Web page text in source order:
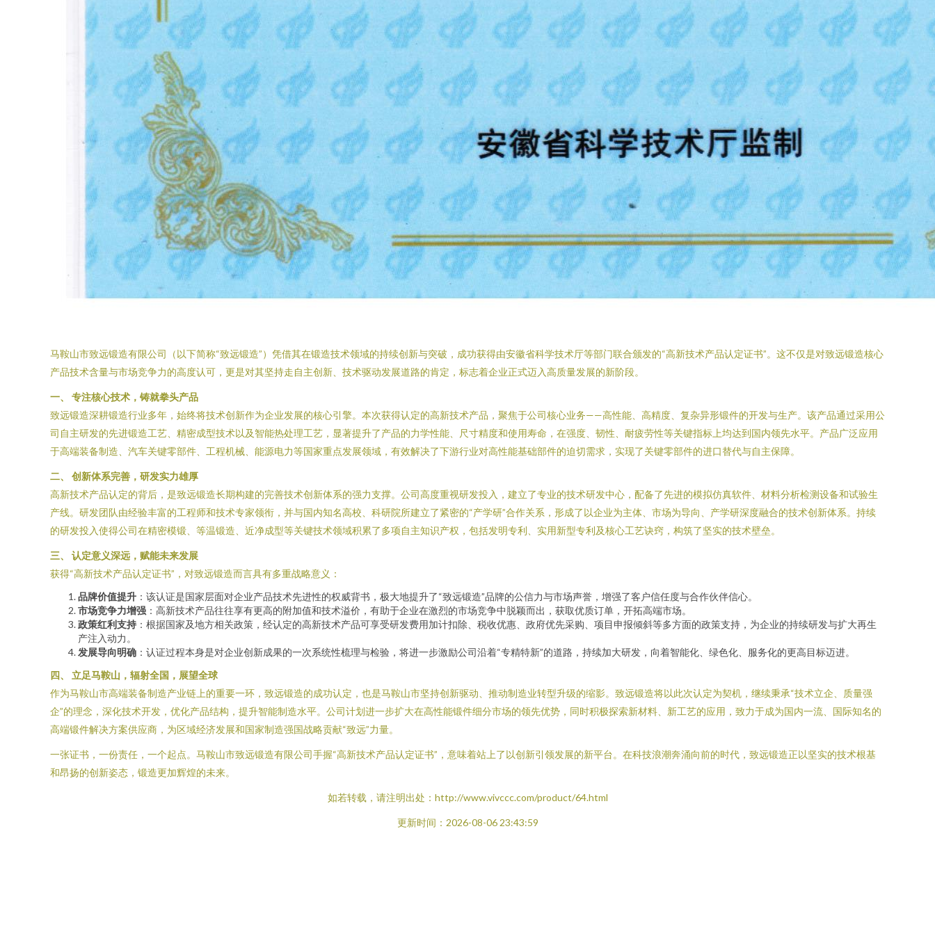
马鞍山市致远锻造有限公司（以下简称“致远锻造”）凭借其在锻造技术领域的持续创新与突破，成功获得由安徽省科学技术厅等部门联合颁发的“高新技术产品认定证书”。这不仅是对致远锻造核心
产品技术含量与市场竞争力的高度认可，更是对其坚持走自主创新、技术驱动发展道路的肯定，标志着企业正式迈入高质量发展的新阶段。
一、 专注核心技术，铸就拳头产品
致远锻造深耕锻造行业多年，始终将技术创新作为企业发展的核心引擎。本次获得认定的高新技术产品，聚焦于公司核心业务——高性能、高精度、复杂异形锻件的开发与生产。该产品通过采用公
司自主研发的先进锻造工艺、精密成型技术以及智能热处理工艺，显著提升了产品的力学性能、尺寸精度和使用寿命，在强度、韧性、耐疲劳性等关键指标上均达到国内领先水平。产品广泛应用
于高端装备制造、汽车关键零部件、工程机械、能源电力等国家重点发展领域，有效解决了下游行业对高性能基础部件的迫切需求，实现了关键零部件的进口替代与自主保障。
二、 创新体系完善，研发实力雄厚
高新技术产品认定的背后，是致远锻造长期构建的完善技术创新体系的强力支撑。公司高度重视研发投入，建立了专业的技术研发中心，配备了先进的模拟仿真软件、材料分析检测设备和试验生
产线。研发团队由经验丰富的工程师和技术专家领衔，并与国内知名高校、科研院所建立了紧密的“产学研”合作关系，形成了以企业为主体、市场为导向、产学研深度融合的技术创新体系。持续
的研发投入使得公司在精密模锻、等温锻造、近净成型等关键技术领域积累了多项自主知识产权，包括发明专利、实用新型专利及核心工艺诀窍，构筑了坚实的技术壁垒。
三、 认定意义深远，赋能未来发展
获得“高新技术产品认定证书”，对致远锻造而言具有多重战略意义：
品牌价值提升 ：该认证是国家层面对企业产品技术先进性的权威背书，极大地提升了“致远锻造”品牌的公信力与市场声誉，增强了客户信任度与合作伙伴信心。
市场竞争力增强 ：高新技术产品往往享有更高的附加值和技术溢价，有助于企业在激烈的市场竞争中脱颖而出，获取优质订单，开拓高端市场。
政策红利支持 ：根据国家及地方相关政策，经认定的高新技术产品可享受研发费用加计扣除、税收优惠、政府优先采购、项目申报倾斜等多方面的政策支持，为企业的持续研发与扩大再生
产注入动力。
发展导向明确 ：认证过程本身是对企业创新成果的一次系统性梳理与检验，将进一步激励公司沿着“专精特新”的道路，持续加大研发，向着智能化、绿色化、服务化的更高目标迈进。
四、 立足马鞍山，辐射全国，展望全球
作为马鞍山市高端装备制造产业链上的重要一环，致远锻造的成功认定，也是马鞍山市坚持创新驱动、推动制造业转型升级的缩影。致远锻造将以此次认定为契机，继续秉承“技术立企、质量强
企”的理念，深化技术开发，优化产品结构，提升智能制造水平。公司计划进一步扩大在高性能锻件细分市场的领先优势，同时积极探索新材料、新工艺的应用，致力于成为国内一流、国际知名的
高端锻件解决方案供应商，为区域经济发展和国家制造强国战略贡献“致远”力量。
一张证书，一份责任，一个起点。马鞍山市致远锻造有限公司手握“高新技术产品认定证书”，意味着站上了以创新引领发展的新平台。在科技浪潮奔涌向前的时代，致远锻造正以坚实的技术根基
和昂扬的创新姿态，锻造更加辉煌的未来。
如若转载，请注明出处：http://www.vivccc.com/product/64.html
更新时间：2026-08-06 23:43:59